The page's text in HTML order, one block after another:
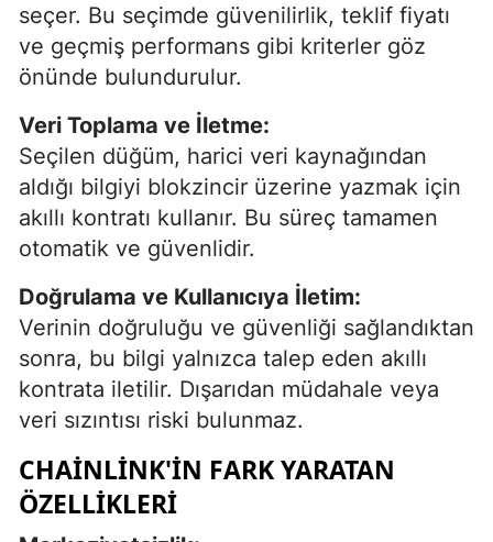
seçer. Bu seçimde güvenilirlik, teklif fiyatı
ve geçmiş performans gibi kriterler göz
önünde bulundurulur.
Veri Toplama ve İletme:
Seçilen düğüm, harici veri kaynağından
aldığı bilgiyi blokzincir üzerine yazmak için
akıllı kontratı kullanır. Bu süreç tamamen
otomatik ve güvenlidir.
Doğrulama ve Kullanıcıya İletim:
Verinin doğruluğu ve güvenliği sağlandıktan
sonra, bu bilgi yalnızca talep eden akıllı
kontrata iletilir. Dışarıdan müdahale veya
veri sızıntısı riski bulunmaz.
CHAINLINK'IN FARK YARATAN
ÖZELLIKLERI